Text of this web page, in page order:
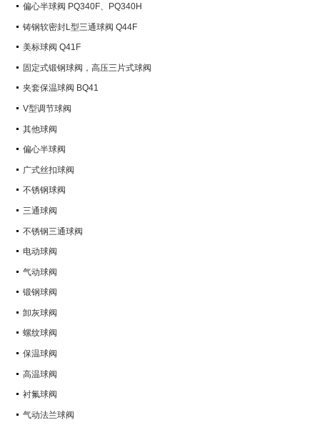
偏心半球阀 PQ340F、PQ340H
铸钢软密封L型三通球阀 Q44F
美标球阀 Q41F
固定式锻钢球阀，高压三片式球阀
Q347Y,Q347F
夹套保温球阀 BQ41
V型调节球阀
其他球阀
偏心半球阀
广式丝扣球阀
不锈钢球阀
三通球阀
不锈钢三通球阀
电动球阀
气动球阀
锻钢球阀
卸灰球阀
螺纹球阀
保温球阀
高温球阀
衬氟球阀
气动法兰球阀